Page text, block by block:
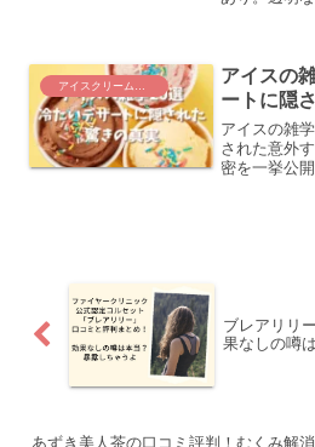
アイスの
ートに隠
アイスの雑
された意外
密を一挙公
ブレアリリ
果なしの噂
あずき美人茶の口コミ評判！むくみ解消